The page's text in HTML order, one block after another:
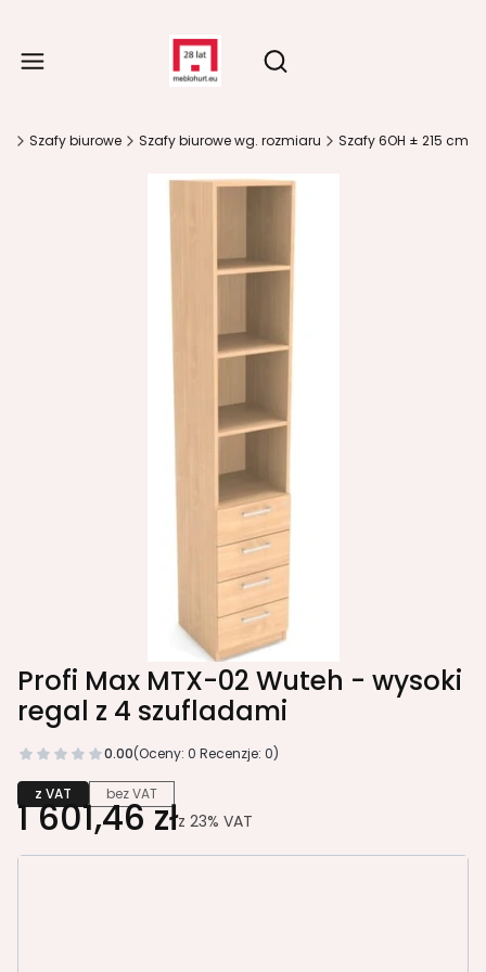
Otwórz wyszukiwarkę
Szafy biurowe Szafy biurowe wg. rozmiaru Szafy 6OH ± 215 cm
Profi Max MTX-02 Wuteh - wysoki
regal z 4 szufladami
0.00(Oceny: 0 Recenzje: 0)
z VAT bez VAT
1 601,46 złz 23% VAT